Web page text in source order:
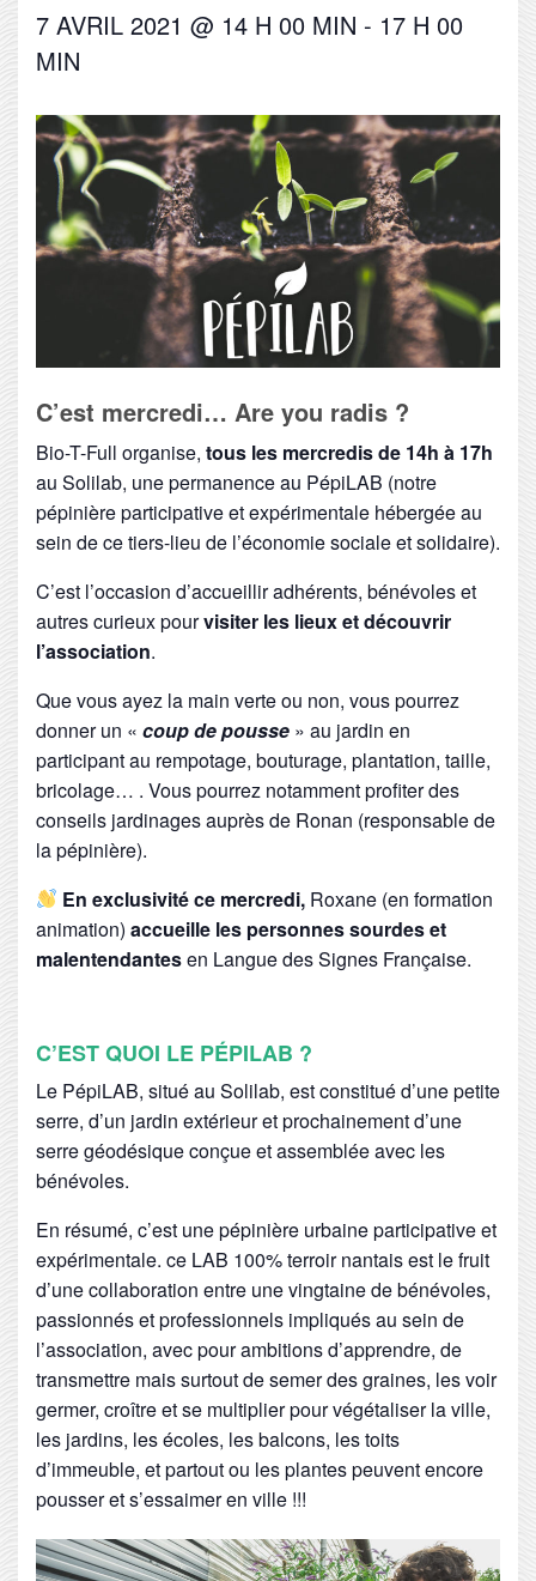
7 AVRIL 2021 @ 14 H 00 MIN - 17 H 00
MIN
C’est mercredi… Are you radis ?
Bio-T-Full organise, tous les mercredis de 14h à 17h
au Solilab, une permanence au PépiLAB (notre
pépinière participative et expérimentale hébergée au
sein de ce tiers-lieu de l’économie sociale et solidaire).
C’est l’occasion d’accueillir adhérents, bénévoles et
autres curieux pourvisiter les lieux et découvrir
l’association.
Que vous ayez la main verte ou non, vous pourrez
donner un « coup de pousse » au jardin en
participant au rempotage, bouturage, plantation, taille,
bricolage… . Vous pourrez notamment profiter des
conseils jardinages auprès de Ronan (responsable de
la pépinière).
En exclusivité ce mercredi, Roxane (en formation
animation) accueille les personnes sourdes et
malentendantesen Langue des Signes Française.
C’EST QUOI LE PÉPILAB ?
Le PépiLAB, situé au Solilab, est constitué d’une petite
serre, d’un jardin extérieur et prochainement d’une
serre géodésique conçue et assemblée avec les
bénévoles.
En résumé, c’est une pépinière urbaine participative et
expérimentale. ce LAB 100% terroir nantais est le fruit
d’une collaboration entre une vingtaine de bénévoles,
passionnés et professionnels impliqués au sein de
l’association, avec pour ambitions d’apprendre, de
transmettre mais surtout de semer des graines, les voir
germer, croître et se multiplier pour végétaliser la ville,
les jardins, les écoles, les balcons, les toits
d’immeuble, et partout ou les plantes peuvent encore
pousser et s’essaimer en ville !!!